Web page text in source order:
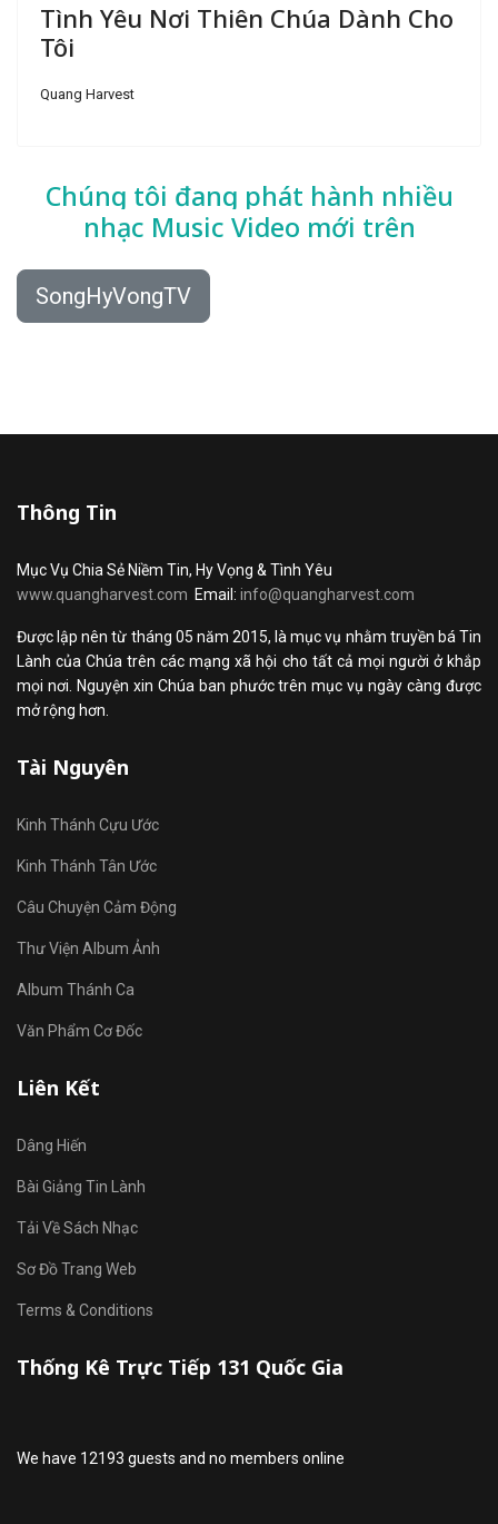
Tình Yêu Nơi Thiên Chúa Dành Cho
Tôi
Quang Harvest
Chúng tôi đang phát hành nhiều
nhạc Music Video mới trên
SongHyVongTV
Thông Tin
Mục Vụ Chia Sẻ Niềm Tin, Hy Vọng & Tình Yêu
www.quangharvest.com Email: info@quangharvest.com
Được lập nên từ tháng 05 năm 2015, là mục vụ nhằm truyền bá Tin
Lành của Chúa trên các mạng xã hội cho tất cả mọi người ở khắp
mọi nơi. Nguyện xin Chúa ban phước trên mục vụ ngày càng được
mở rộng hơn.
Tài Nguyên
Kinh Thánh Cựu Ước
Kinh Thánh Tân Ước
Câu Chuyện Cảm Động
Thư Viện Album Ảnh
Album Thánh Ca
Văn Phẩm Cơ Đốc
Liên Kết
Dâng Hiến
Bài Giảng Tin Lành
Tải Về Sách Nhạc
Sơ Đồ Trang Web
Terms & Conditions
Thống Kê Trực Tiếp 131 Quốc Gia
We have 12193 guests and no members online